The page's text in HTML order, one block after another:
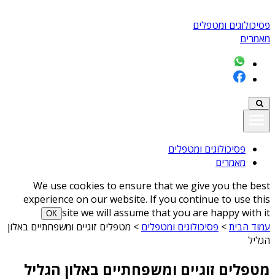
פסיכולוגים ומטפלים
מאמרים
פסיכולוגים ומטפלים
מאמרים
We use cookies to ensure that we give you the best
experience on our website. If you continue to use this
site we will assume that you are happy with it
ОК
עמוד הבית> פסיכולוגים ומטפלים > מטפלים זוגיים ומשפחתיים באלון
הגליל
מטפלים זוגיים ומשפחתיים באלון הגליל